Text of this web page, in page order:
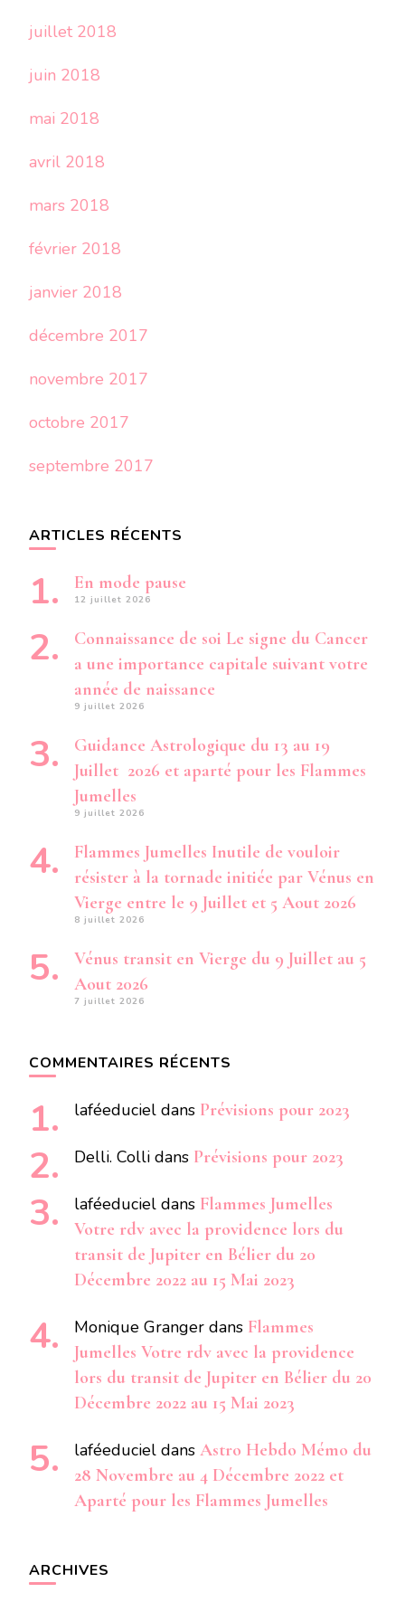
juillet 2018
juin 2018
mai 2018
avril 2018
mars 2018
février 2018
janvier 2018
décembre 2017
novembre 2017
octobre 2017
septembre 2017
ARTICLES RÉCENTS
En mode pause
12 juillet 2026
Connaissance de soi Le signe du Cancer
a une importance capitale suivant votre
année de naissance
9 juillet 2026
Guidance Astrologique du 13 au 19
Juillet 2026 et aparté pour les Flammes
Jumelles
9 juillet 2026
Flammes Jumelles Inutile de vouloir
résister à la tornade initiée par Vénus en
Vierge entre le 9 Juillet et 5 Aout 2026
8 juillet 2026
Vénus transit en Vierge du 9 Juillet au 5
Aout 2026
7 juillet 2026
COMMENTAIRES RÉCENTS
laféeduciel dans Prévisions pour 2023
Delli. Colli dans Prévisions pour 2023
laféeduciel dans Flammes Jumelles
Votre rdv avec la providence lors du
transit de Jupiter en Bélier du 20
Décembre 2022 au 15 Mai 2023
Monique Granger dans Flammes
Jumelles Votre rdv avec la providence
lors du transit de Jupiter en Bélier du 20
Décembre 2022 au 15 Mai 2023
laféeduciel dans Astro Hebdo Mémo du
28 Novembre au 4 Décembre 2022 et
Aparté pour les Flammes Jumelles
ARCHIVES